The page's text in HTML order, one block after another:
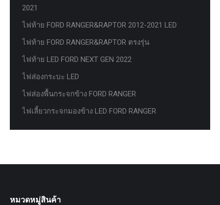
2021
ไฟท้าย FORD RANGER&RAPTOR 2012-2021 LED
ไฟท้าย FORD RANGER&RAPTOR ตรงรุ่น
ไฟท้าย LED FORD NEXT GEN 2022
ไฟส่องกระบะ LED
ไฟส่องพื้นกระจกข้าง FORD RANGER
ไฟเลี้ยวกระจกมองข้าง LED FORD RANGER
หมวดหมู่สินค้า